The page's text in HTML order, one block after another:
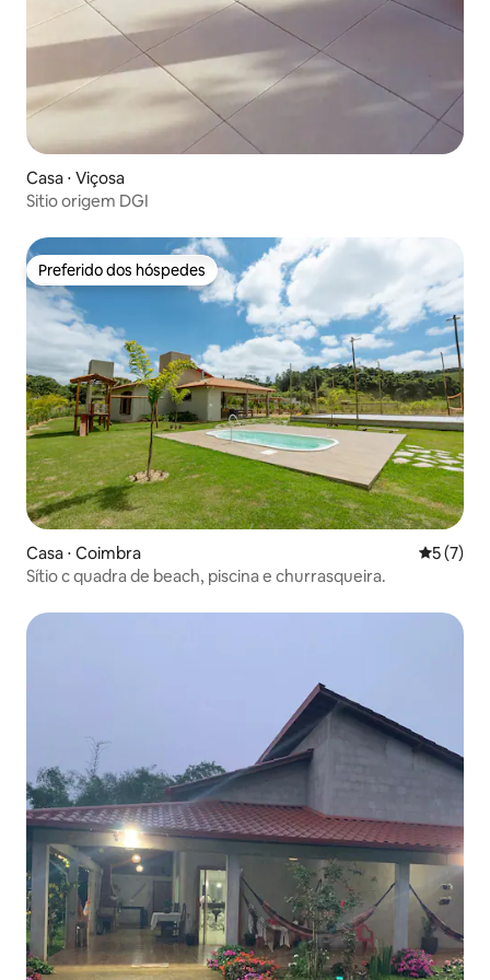
Casa ⋅ Viçosa
Sitio origem DGI
Preferido dos hóspedes
Preferido dos hóspedes
Casa ⋅ Coimbra 5 de
5 (7)
Sítio c quadra de beach, piscina e churrasqueira.